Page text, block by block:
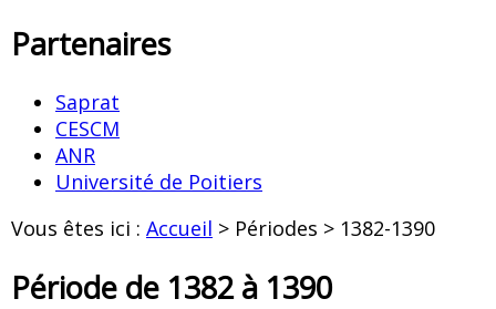
Partenaires
Saprat
CESCM
ANR
Université de Poitiers
Vous êtes ici : Accueil > Périodes > 1382-1390
Période de 1382 à 1390